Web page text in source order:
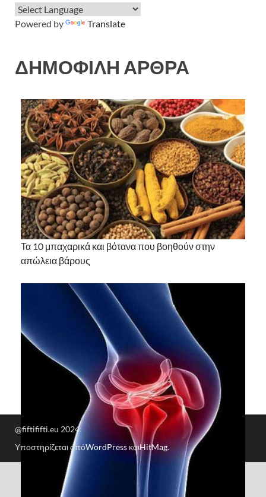
Powered by Translate
ΔΗΜΟΦΙΛΗ ΑΡΘΡΑ
Τα 10 μπαχαρικά και βότανα που βοηθούν στην
απώλεια βάρους
@fiftififti.eu 2024
Υποστηρίζεται απόWordPressκαιHitMag.